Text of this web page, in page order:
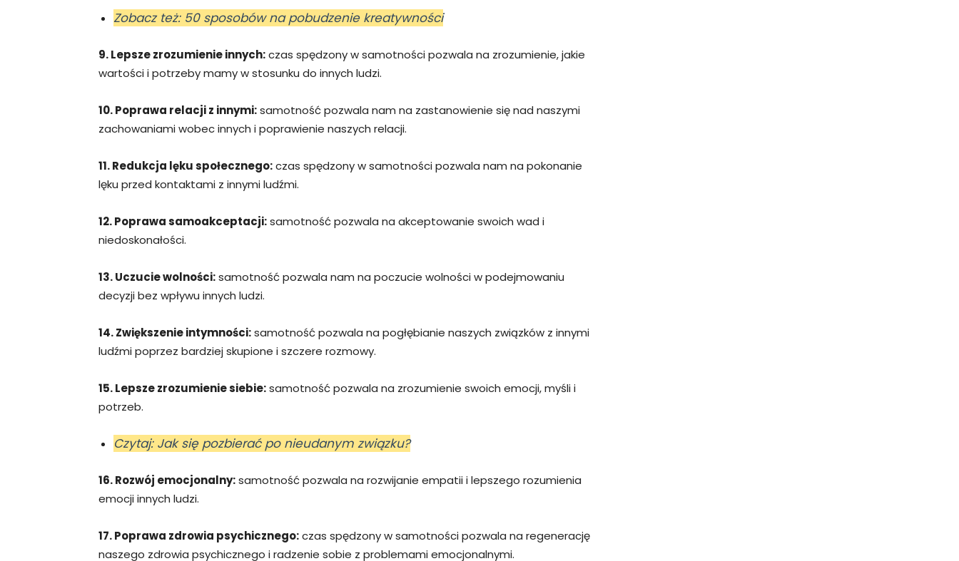
Zobacz też: 50 sposobów na pobudzenie kreatywności
9. Lepsze zrozumienie innych:czas spędzony w samotności pozwala na zrozumienie, jakie
wartości i potrzeby mamy w stosunku do innych ludzi.
10. Poprawa relacji z innymi:samotność pozwala nam na zastanowienie się nad naszymi
zachowaniami wobec innych i poprawienie naszych relacji.
11. Redukcja lęku społecznego:czas spędzony w samotności pozwala nam na pokonanie
lęku przed kontaktami z innymi ludźmi.
12. Poprawa samoakceptacji:samotność pozwala na akceptowanie swoich wad i
niedoskonałości.
13. Uczucie wolności:samotność pozwala nam na poczucie wolności w podejmowaniu
decyzji bez wpływu innych ludzi.
14. Zwiększenie intymności:samotność pozwala na pogłębianie naszych związków z innymi
ludźmi poprzez bardziej skupione i szczere rozmowy.
15. Lepsze zrozumienie siebie:samotność pozwala na zrozumienie swoich emocji, myśli i
potrzeb.
Czytaj: Jak się pozbierać po nieudanym związku?
16. Rozwój emocjonalny:samotność pozwala na rozwijanie empatii i lepszego rozumienia
emocji innych ludzi.
17. Poprawa zdrowia psychicznego:czas spędzony w samotności pozwala na regenerację
naszego zdrowia psychicznego i radzenie sobie z problemami emocjonalnymi.